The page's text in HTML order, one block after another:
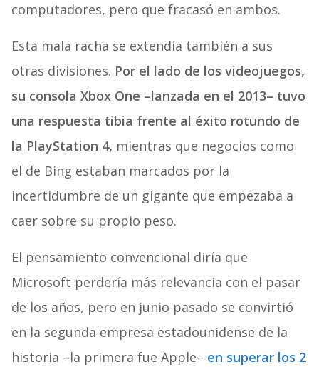
computadores, pero que fracasó en ambos.
Esta mala racha se extendía también a sus
otras divisiones. Por el lado de los videojuegos,
su consola Xbox One –lanzada en el 2013– tuvo
una respuesta tibia frente al éxito rotundo de
la PlayStation 4, mientras que negocios como
el de Bing estaban marcados por la
incertidumbre de un gigante que empezaba a
caer sobre su propio peso.
El pensamiento convencional diría que
Microsoft perdería más relevancia con el pasar
de los años, pero en junio pasado se convirtió
en la segunda empresa estadounidense de la
historia –la primera fue Apple– en superar los 2